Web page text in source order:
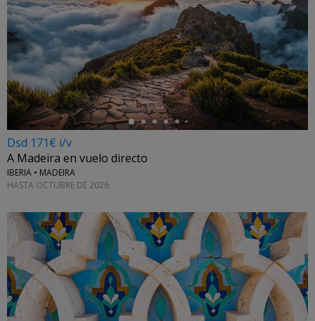
←
Dsd 171€ i/v
A Madeira en vuelo directo
IBERIA • MADEIRA
HASTA OCTUBRE DE 2026
←